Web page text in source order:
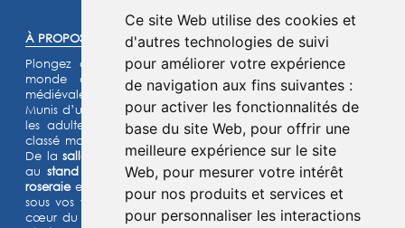
Ce site Web utilise des cookies et
d'autres technologies de suivi
pour améliorer votre expérience
de navigation aux fins suivantes :
pour activer les fonctionnalités de
base du site Web, pour offrir une
meilleure expérience sur le site
Web, pour mesurer votre intérêt
pour nos produits et services et
pour personnaliser les interactions
À PROPOS :
Plongez dans l'histoire et laissez-vous transporter dans un
monde de chevaliers, de princesses et de légendes
médiévales.
Munis d’un jeu d’énigmes pour les enfants et d’un quiz pour
les adultes, lancez- vous à l’assaut de notre château fort
classé monument historique et de son parc de 15 hectares.
De la salle de gardeauxremparts , desmachines de guerre
au stand d’archerie, en passant par lejardin médiéval
roseraieet les animaux de la basse-cour
l’Histoire prend vie
sous vos yeux dans cette aventure ludique et immersive au
cœur du Moyen Âge ! Deux parcours sensoriels (le chemin